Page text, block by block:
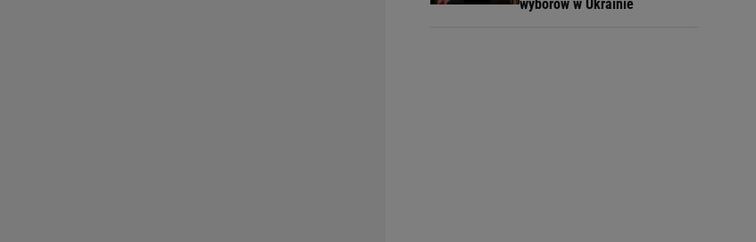
wyborów w Ukrainie